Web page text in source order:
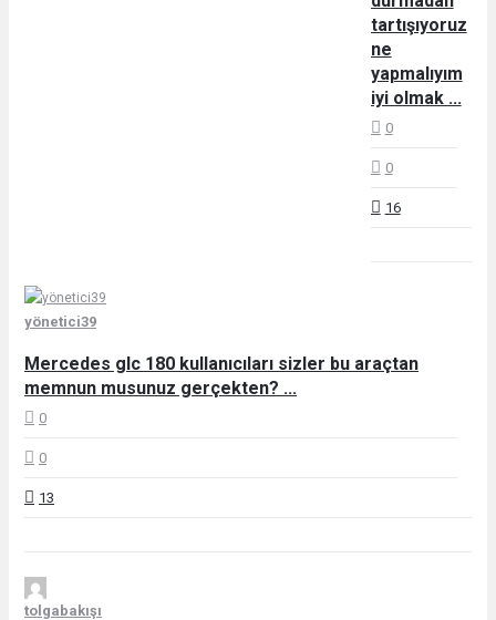
tartışıyoruz
ne
yapmalıyım
iyi olmak ...
0
0
16
yönetici39
Mercedes glc 180 kullanıcıları sizler bu araçtan
memnun musunuz gerçekten? ...
0
0
13
tolgabakışı